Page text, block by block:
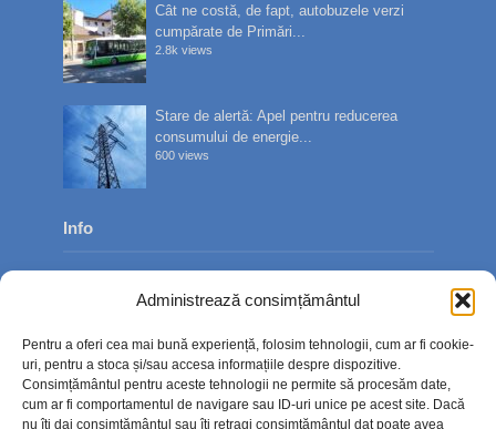
Administrează consimțământul
Pentru a oferi cea mai bună experiență, folosim tehnologii, cum ar fi cookie-
uri, pentru a stoca și/sau accesa informațiile despre dispozitive.
Consimțământul pentru aceste tehnologii ne permite să procesăm date,
cum ar fi comportamentul de navigare sau ID-uri unice pe acest site. Dacă
nu îți dai consimțământul sau îți retragi consimțământul dat poate avea
Cât ne costă, de fapt, autobuzele verzi
cumpărate de Primări...
2.8k views
Stare de alertă: Apel pentru reducerea
consumului de energie...
600 views
Info
Contact
Politica de confidențialitate